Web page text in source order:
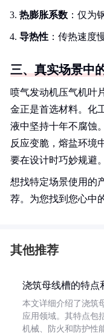
热膨胀系数 ：仅为
导热性 ：传热速度
三、真实场景中
喷气发动机压气机叶
金正是首选材料。化
液中坚持十年不腐蚀
反应变脆，熔盐环境
要在设计时巧妙规避。
想找特定场景使用的
荐。为您找到您心中
其他推荐
浇筑母线槽的特点
本文详细介绍了浇筑
应用领域。其特点包
机械、防火和防护性